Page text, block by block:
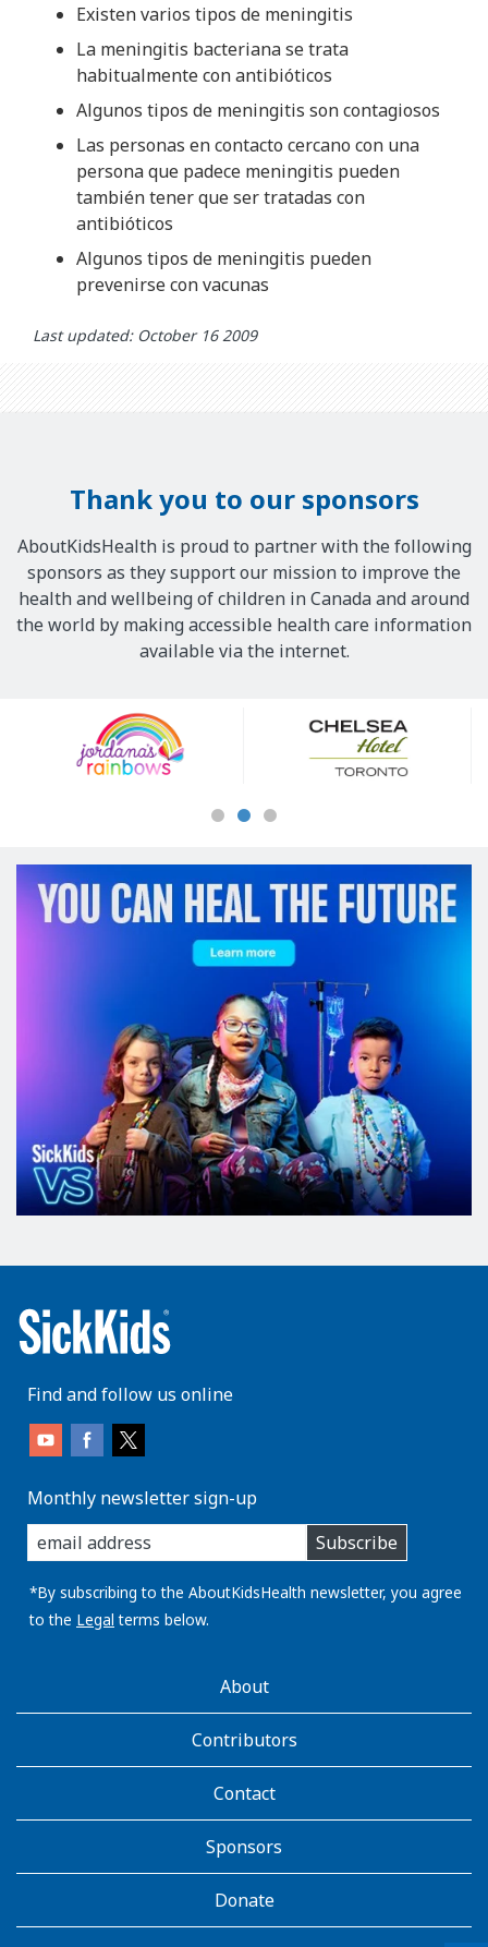
Existen varios tipos de meningitis
La meningitis bacteriana se trata
habitualmente con antibióticos
Algunos tipos de meningitis son contagiosos
Las personas en contacto cercano con una
persona que padece meningitis pueden
también tener que ser tratadas con
antibióticos
Algunos tipos de meningitis pueden
prevenirse con vacunas
Last updated: October 16 2009
Thank you to our sponsors
AboutKidsHealth is proud to partner with the following
sponsors as they support our mission to improve the
health and wellbeing of children in Canada and around
the world by making accessible health care information
available via the internet.
Sponsors
Find and follow us online
Monthly newsletter sign-up
enter
you
email
address:
Subscribe
*By subscribing to the AboutKidsHealth newsletter, you agree
to the Legal terms below.
AboutKidsHealthAbout
Contributors
Contact
Sponsors
Donate